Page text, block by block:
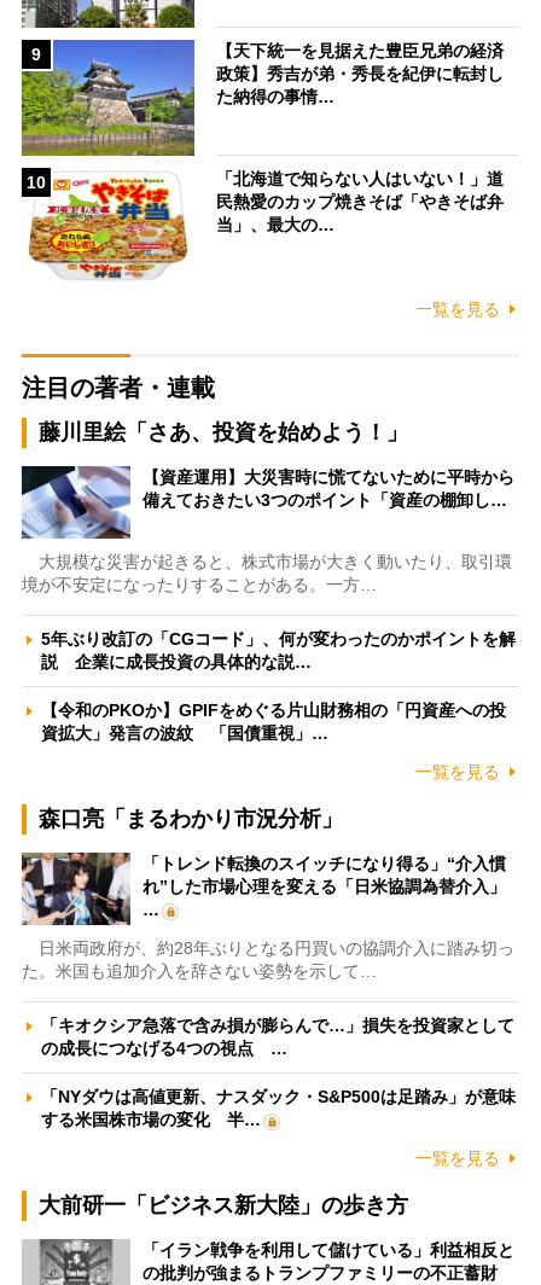
9
【天下統一を見据えた豊臣兄弟の経済
政策】秀吉が弟・秀長を紀伊に転封し
た納得の事情…
10
「北海道で知らない人はいない！」道
民熱愛のカップ焼きそば「やきそば弁
当」、最大の…
一覧を見る
注目の著者・連載
藤川里絵「さあ、投資を始めよう！」
【資産運用】大災害時に慌てないために平時から
備えておきたい3つのポイント「資産の棚卸し…
大規模な災害が起きると、株式市場が大きく動いたり、取引環
境が不安定になったりすることがある。一方…
5年ぶり改訂の「CGコード」、何が変わったのかポイントを解
説 企業に成長投資の具体的な説…
【令和のPKOか】GPIFをめぐる片山財務相の「円資産への投
資拡大」発言の波紋 「国債重視」…
一覧を見る
森口亮「まるわかり市況分析」
「トレンド転換のスイッチになり得る」“介入慣
れ”した市場心理を変える「日米協調為替介入」
…
日米両政府が、約28年ぶりとなる円買いの協調介入に踏み切っ
た。米国も追加介入を辞さない姿勢を示して…
「キオクシア急落で含み損が膨らんで…」損失を投資家として
の成長につなげる4つの視点 …
「NYダウは高値更新、ナスダック・S&P500は足踏み」が意味
する米国株市場の変化 半…
一覧を見る
大前研一「ビジネス新大陸」の歩き方
「イラン戦争を利用して儲けている」利益相反と
の批判が強まるトランプファミリーの不正蓄財